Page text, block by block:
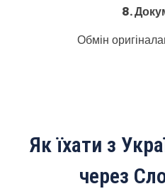
8.
Обмін
Як їхати з
через